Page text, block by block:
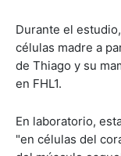
Durante el
células madre a
de Thiago y su
en FHL1.
En laboratorio,
"en células del